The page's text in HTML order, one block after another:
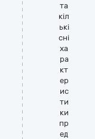
та
кіл
ькі
сні
ха
ра
кт
ер
ис
ти
ки
пр
ед